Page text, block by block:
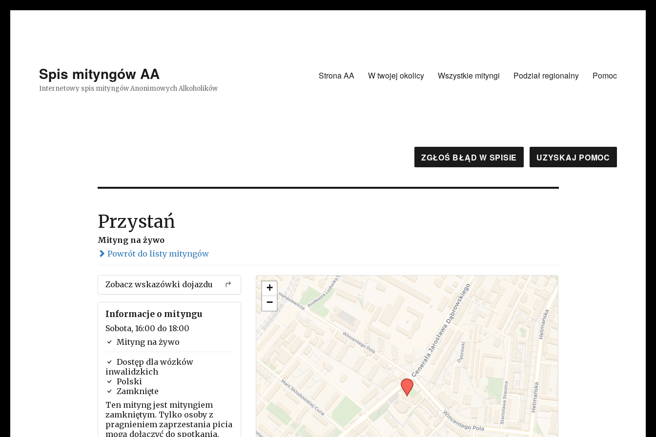
Spis mityngów AA
Internetowy spis mityngów Anonimowych Alkoholików
Strona AA W twojej okolicy Wszystkie mityngi Podział regionalny Pomoc
ZGŁOŚ BŁĄD W SPISIE UZYSKAJ POMOC
Przystań
Mityng na żywo
Powrót do listy mityngów
Zobacz wskazówki dojazdu
Informacje o mityngu
Sobota, 16:00 do 18:00
Mityng na żywo
Dostęp dla wózków
inwalidzkich
Polski
Zamknięte
Ten mityng jest mityngiem
zamkniętym. Tylko osoby z
pragnieniem zaprzestania picia
mogą dołączyć do spotkania.
+
−